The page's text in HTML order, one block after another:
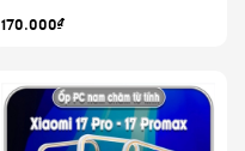
170.000₫